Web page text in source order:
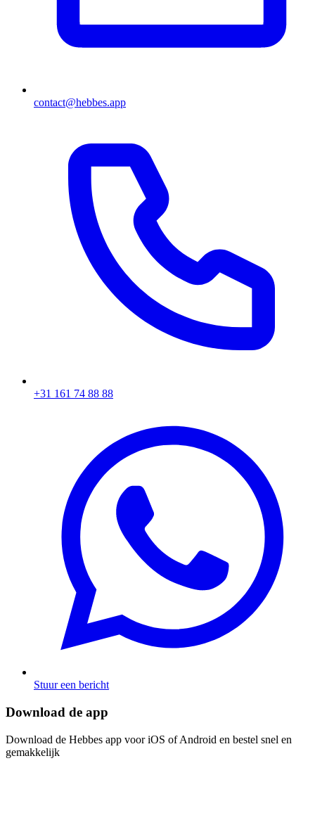
contact@hebbes.app
+31 161 74 88 88‬​​​​‌ ‍ ​‍​‍‌‍ ‌ ​‍‌‍‍‌‌‍‌ ‌‍‍‌‌‍ ‍​‍​‍​ ‍‍​‍​‍‌ ​ ‌‍​‌‌‍ ‍‌‍‍‌‌ ‌​‌ ‍‌​‍ ‍‌‍‍‌‌‍ ​‍​‍​‍ ​​‍​‍‌‍‍​‌ ​‍‌‍‌‌‌‍‌‍​‍​‍​ ‍‍​‍​‍‌‍‍​‌ ‌​‌ ‌​‌ ​​​ ‍‍​‍ ​‍ ‌‍ ​‌‍ ‌‍​ ‌‍​‌‌‍ ​‌‍‍​‌‍ ‌ ​ ‌ ‌​​ ‍‍​ ​ ​ ​ ​ ​ ​ ​ ​‍ ‌‍‍‌‌‍ ‍‌ ‌​‌‍‌‌‌‍ ‍‌ ‌​​‍ ‌‍‌‌‌‍‌​‌‍‍‌‌ ‌​​‍ ‌‍ ‌‌‍ ‌‍‌​‌‍‌‌​ ‌‌ ​​‌ ​‍‌‍‌‌‌ ​ ‌‍‌‌‌‍ ‍‌ ‌​‌‍​‌‌ ‌​‌‍‍‌‌‍ ‌‍ ‍​ ‍ ‌‍‍‌‌‍‌​​ ‌‌‍‌ ‌‍ ​‌‍ ‌‍​‍‌‍​‌‌‍ ​​ ‍ ‌ ‌​‌ ‍‌‌ ​​‌‍‌‌​ ‌‌‍‌ ‌‍ ​‌‍ ‌‍​‍‌‍​‌‌‍ ​​ ‍ ‌ ​​‌‍​‌‌ ‌​‌‍‍​​ ‌‌‍​ ‌‍ ‌‍ ‍‌ ‌​‌‍​‌‌‍​ ‌ ‌​​‍ ‍‌ ​​‌‍‍​‌‍ ‌‍ ‍‌‍‌‌​ ‌‍​‍‌‍​‌‌ ​ ‌‍‌‌‌‌‌‌‌ ​‍‌‍ ​​ ‌‌‍‍​‌ ‌​‌ ‌​‌ ​​​‍‌‌​ ​ ‌​​‌​‍‌‌​ ​‍‌​‌‍​‍‌‌​ ​‍‌​‌‍‌‍ ​‌‍ ‌‍​ ‌‍​‌‌‍ ​‌‍‍​‌‍ ‌ ​ ‌ ‌​​‍‌‌​ ​ ‌​​‌​ ​ ​ ​ ​ ​ ​ ​ ​‍‌‍‌‍‍‌‌‍‌​​ ‌‌‍‌ ‌‍ ​‌‍ ‌‍​‍‌‍​‌‌‍ ​​‍‌‍‌ ‌​‌ ‍‌‌ ​​‌‍‌‌​ ‌‌‍‌ ‌‍ ​‌‍ ‌‍​‍‌‍​‌‌‍ ​​‍‌‍‌ ​​‌‍​‌‌ ‌​‌‍‍​​ ‌‌‍​ ‌‍ ‌‍ ‍‌ ‌​‌‍​‌‌‍​ ‌ ‌​​‍ ‍‌ ​​‌‍‍​‌‍ ‌‍ ‍‌‍‌‌​‍‌‍‌ ​​‌‍‌‌‌ ​‍‌ ​ ‌ ​​‌‍‌‌‌‍​ ‌ ‌​‌‍‍‌‌ ‌‍‌‍‌‌​ ‌‌ ​​‌ ‌‌‌‍​‍‌‍ ​‌‍‍‌‌ ​ ‌‍‍​‌‍‌‌‌‍‌​​‍​‍‌ ‌
Stuur een bericht
Download de app​​​​‌ ‍ ​‍​‍‌‍ ‌ ​‍‌‍‍‌‌‍‌ ‌‍‍‌‌‍ ‍​‍​‍​ ‍‍​‍​‍‌ ​ ‌‍​‌‌‍ ‍‌‍‍‌‌ ‌​‌ ‍‌​‍ ‍‌‍‍‌‌‍ ​‍​‍​‍ ​​‍​‍‌‍‍​‌ ​‍‌‍‌‌‌‍‌‍​‍​‍​ ‍‍​‍​‍‌‍‍​‌ ‌​‌ ‌​‌ ​​​ ‍‍​‍ ​‍ ‌‍ ​‌‍ ‌‍​ ‌‍​‌‌‍ ​‌‍‍​‌‍ ‌ ​ ‌ ‌​​ ‍‍​ ​ ​ ​ ​ ​ ​ ​ ​‍ ‌‍‍‌‌‍ ‍‌ ‌​‌‍‌‌‌‍ ‍‌ ‌​​‍ ‌‍‌‌‌‍‌​‌‍‍‌‌ ‌​​‍ ‌‍ ‌‌‍ ‌‍‌​‌‍‌‌​ ‌‌ ​​‌ ​‍‌‍‌‌‌ ​ ‌‍‌‌‌‍ ‍‌ ‌​‌‍​‌‌ ‌​‌‍‍‌‌‍ ‌‍ ‍​ ‍ ‌‍‍‌‌‍‌​​ ‌‌‍‌ ‌‍ ​‌‍ ‌‍​‍‌‍​‌‌‍ ​​ ‍ ‌ ‌​‌ ‍‌‌ ​​‌‍‌‌​ ‌‌‍‌ ‌‍ ​‌‍ ‌‍​‍‌‍​‌‌‍ ​​ ‍ ‌ ​​‌‍​‌‌ ‌​‌‍‍​​ ‌‌‍‌‍‌‍ ‌‍ ‌ ‌​‌‍‌‌‌ ​‍​‍ ‍‌‍​‌‌ ​​‌ ​​‌​‌​‌‍ ‌ ‌ ‌‍ ‍‌‍ ​‌‍ ‌‍​‌‌‍‌​​‍ ‍‌ ‌​‌‍‍‌‌ ‌​‌‍ ​‌‍‌‌​ ‌‍​‍‌‍​‌‌ ​ ‌‍‌‌‌‌‌‌‌ ​‍‌‍ ​​ ‌‌‍‍​‌ ‌​‌ ‌​‌ ​​​‍‌‌​ ​ ‌​​‌​‍‌‌​ ​‍‌​‌‍​‍‌‌​ ​‍‌​‌‍‌‍ ​‌‍ ‌‍​ ‌‍​‌‌‍ ​‌‍‍​‌‍ ‌ ​ ‌ ‌​​‍‌‌​ ​ ‌​​‌​ ​ ​ ​ ​ ​ ​ ​ ​‍‌‍‌‍‍‌‌‍‌​​ ‌‌‍‌ ‌‍ ​‌‍ ‌‍​‍‌‍​‌‌‍ ​​‍‌‍‌ ‌​‌ ‍‌‌ ​​‌‍‌‌​ ‌‌‍‌ ‌‍ ​‌‍ ‌‍​‍‌‍​‌‌‍ ​​‍‌‍‌ ​​‌‍​‌‌ ‌​‌‍‍​​ ‌‌‍‌‍‌‍ ‌‍ ‌ ‌​‌‍‌‌‌ ​‍​‍ ‍‌‍​‌‌ ​​‌ ​​‌​‌​‌‍ ‌ ‌ ‌‍ ‍‌‍ ​‌‍ ‌‍​‌‌‍‌​​‍ ‍‌ ‌​‌‍‍‌‌ ‌​‌‍ ​‌‍‌‌​‍‌‍‌ ​​‌‍‌‌‌ ​‍‌ ​ ‌ ​​‌‍‌‌‌‍​ ‌ ‌​‌‍‍‌‌ ‌‍‌‍‌‌​ ‌‌ ​​‌ ‌‌‌‍​‍‌‍ ​‌‍‍‌‌ ​ ‌‍‍​‌‍‌‌‌‍‌​​‍​‍‌ ‌
Download de Hebbes app voor iOS of Android en bestel snel en
gemakkelijk​​​​‌ ‍ ​‍​‍‌‍ ‌ ​‍‌‍‍‌‌‍‌ ‌‍‍‌‌‍ ‍​‍​‍​ ‍‍​‍​‍‌ ​ ‌‍​‌‌‍ ‍‌‍‍‌‌ ‌​‌ ‍‌​‍ ‍‌‍‍‌‌‍ ​‍​‍​‍ ​​‍​‍‌‍‍​‌ ​‍‌‍‌‌‌‍‌‍​‍​‍​ ‍‍​‍​‍‌‍‍​‌ ‌​‌ ‌​‌ ​​​ ‍‍​‍ ​‍ ‌‍ ​‌‍ ‌‍​ ‌‍​‌‌‍ ​‌‍‍​‌‍ ‌ ​ ‌ ‌​​ ‍‍​ ​ ​ ​ ​ ​ ​ ​ ​‍ ‌‍‍‌‌‍ ‍‌ ‌​‌‍‌‌‌‍ ‍‌ ‌​​‍ ‌‍‌‌‌‍‌​‌‍‍‌‌ ‌​​‍ ‌‍ ‌‌‍ ‌‍‌​‌‍‌‌​ ‌‌ ​​‌ ​‍‌‍‌‌‌ ​ ‌‍‌‌‌‍ ‍‌ ‌​‌‍​‌‌ ‌​‌‍‍‌‌‍ ‌‍ ‍​ ‍ ‌‍‍‌‌‍‌​​ ‌‌‍‌ ‌‍ ​‌‍ ‌‍​‍‌‍​‌‌‍ ​​ ‍ ‌ ‌​‌ ‍‌‌ ​​‌‍‌‌​ ‌‌‍‌ ‌‍ ​‌‍ ‌‍​‍‌‍​‌‌‍ ​​ ‍ ‌ ​​‌‍​‌‌ ‌​‌‍‍​​ ‌‌‍‌‍‌‍ ‌‍ ‌ ‌​‌‍‌‌‌ ​‍​‍ ‍‌‍​‌‌ ​​‌ ​​‌​‌​‌‍ ‌ ‌ ‌‍ ‍‌‍ ​‌‍ ‌‍​‌‌‍‌​​‍ ‍‌‍‌​‌‍‌‌‌ ​ ‌‍​ ‌ ​‍‌‍‍‌‌ ​​‌ ‌​‌‍‍‌‌‍ ‌‍ ‍​ ‌‍​‍‌‍​‌‌ ​ ‌‍‌‌‌‌‌‌‌ ​‍‌‍ ​​ ‌‌‍‍​‌ ‌​‌ ‌​‌ ​​​‍‌‌​ ​ ‌​​‌​‍‌‌​ ​‍‌​‌‍​‍‌‌​ ​‍‌​‌‍‌‍ ​‌‍ ‌‍​ ‌‍​‌‌‍ ​‌‍‍​‌‍ ‌ ​ ‌ ‌​​‍‌‌​ ​ ‌​​‌​ ​ ​ ​ ​ ​ ​ ​ ​‍‌‍‌‍‍‌‌‍‌​​ ‌‌‍‌ ‌‍ ​‌‍ ‌‍​‍‌‍​‌‌‍ ​​‍‌‍‌ ‌​‌ ‍‌‌ ​​‌‍‌‌​ ‌‌‍‌ ‌‍ ​‌‍ ‌‍​‍‌‍​‌‌‍ ​​‍‌‍‌ ​​‌‍​‌‌ ‌​‌‍‍​​ ‌‌‍‌‍‌‍ ‌‍ ‌ ‌​‌‍‌‌‌ ​‍​‍ ‍‌‍​‌‌ ​​‌ ​​‌​‌​‌‍ ‌ ‌ ‌‍ ‍‌‍ ​‌‍ ‌‍​‌‌‍‌​​‍ ‍‌‍‌​‌‍‌‌‌ ​ ‌‍​ ‌ ​‍‌‍‍‌‌ ​​‌ ‌​‌‍‍‌‌‍ ‌‍ ‍​‍‌‍‌ ​​‌‍‌‌‌ ​‍‌ ​ ‌ ​​‌‍‌‌‌‍​ ‌ ‌​‌‍‍‌‌ ‌‍‌‍‌‌​ ‌‌ ​​‌ ‌‌‌‍​‍‌‍ ​‌‍‍‌‌ ​ ‌‍‍​‌‍‌‌‌‍‌​​‍​‍‌ ‌